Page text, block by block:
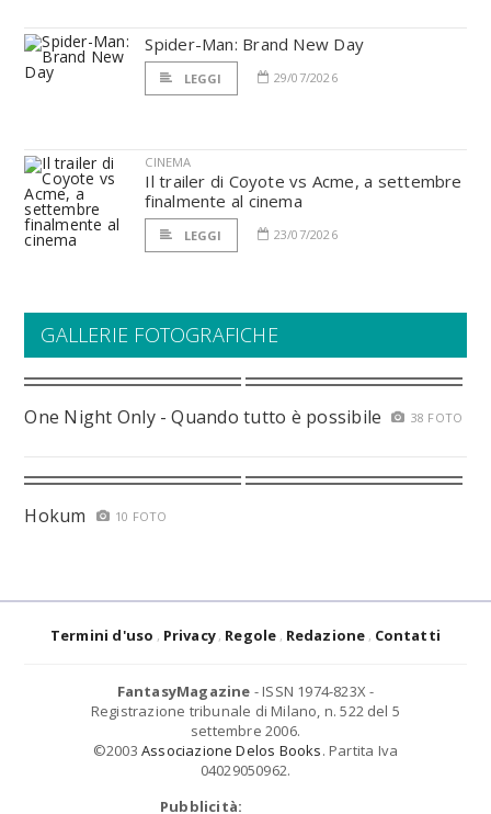
Spider-Man: Brand New Day
LEGGI 29/07/2026
CINEMA
Il trailer di Coyote vs Acme, a settembre
finalmente al cinema
LEGGI 23/07/2026
GALLERIE FOTOGRAFICHE
One Night Only - Quando tutto è possibile 38 FOTO
Hokum 10 FOTO
Termini d'uso Privacy Regole Redazione Contatti
FantasyMagazine - ISSN 1974-823X -
Registrazione tribunale di Milano, n. 522 del 5
settembre 2006.
©2003 Associazione Delos Books. Partita Iva
04029050962.
Pubblicità: